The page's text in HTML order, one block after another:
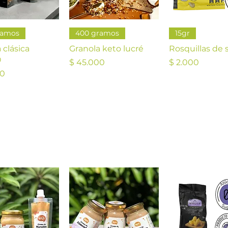
rápida
clásica
Vista rápida
400 gramos
Granola keto lucré
Precio
$ 45.000
15gr
Rosquillas de
Precio
$ 2.000